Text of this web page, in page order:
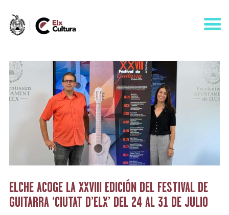
AGENDA
ÁREAS
VISÍTANOS
ELCHE
CONTACTO
ELCHE ACOGE LA XXVIII EDICIÓN DEL FESTIVAL DE
GUITARRA ‘CIUTAT D’ELX’ DEL 24 AL 31 DE JULIO